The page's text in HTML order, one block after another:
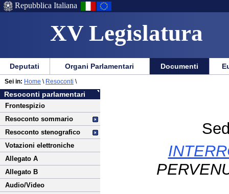
XV Legislatura
Menu
di
ausilio
alla
navigazione
Vai
Menu
di
navigazione
principale
Repubblica Italiana
Menu
di
navigazione
principale
Vai
menu
di
sezione
Deputati Organi Parlamentari Documenti
Vai
al
contenuto
Resoconti parlamentari
Frontespizio
Resoconto sommario
Resoconto stenografico
Votazioni elettroniche
Allegato A
Allegato B
Audio/Video
Sei in: Home \ Resoconti \